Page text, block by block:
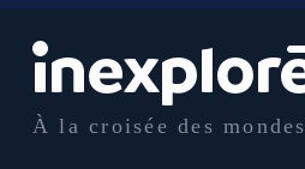
À la croisée des mondes